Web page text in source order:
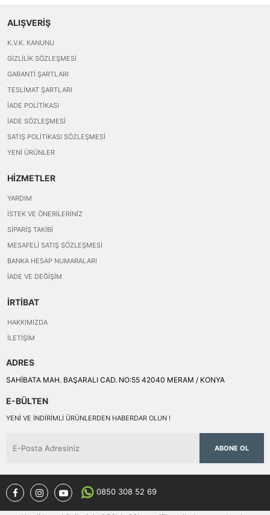
ALIŞVERİŞ
K.V.K. KANUNU
GIZLILIK SÖZLEŞMESI
GARANTI ŞARTLARI
TESLIMAT ŞARTLARI
İADE POLITIKASI
İADE SÖZLEŞMESI
SATIŞ POLITIKASI SÖZLEŞMESI
YENI ÜRÜNLER
HİZMETLER
YARDIM
İSTEK VE ÖNERILERINIZ
SIPARIŞ TAKIBI
MESAFELI SATIŞ SÖZLEŞMESI
BANKA HESAP NUMARALARI
İADE VE DEĞIŞIM
İRTİBAT
HAKKIMIZDA
İLETIŞIM
ADRES
SAHİBATA MAH. BAŞARALI CAD. NO:55 42040 MERAM / KONYA
E-BÜLTEN
YENI VE INDIRIMLI ÜRÜNLERDEN HABERDAR OLUN !
ABONE OL
0850 308 52 69